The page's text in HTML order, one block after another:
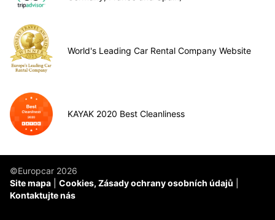
World's Leading Car Rental Company Website
KAYAK 2020 Best Cleanliness
©Europcar 2026
Site mapa
Cookies, Zásady ochrany osobních údajů
Kontaktujte nás